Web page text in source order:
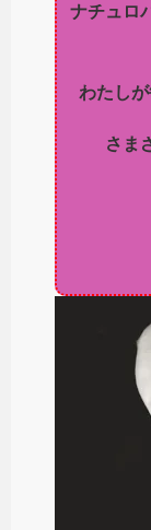
ナチュロ
わたし
さま